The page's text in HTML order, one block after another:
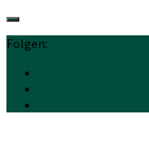
Folgen: